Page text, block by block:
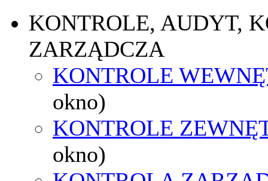
KONTROLE, AUDYT,
ZARZĄDCZA
KONTROLE
okno)
KONTROLE
okno)